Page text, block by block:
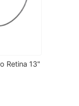
Retina 13"